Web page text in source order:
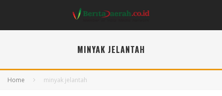
MINYAK JELANTAH
Home minyak jelantah